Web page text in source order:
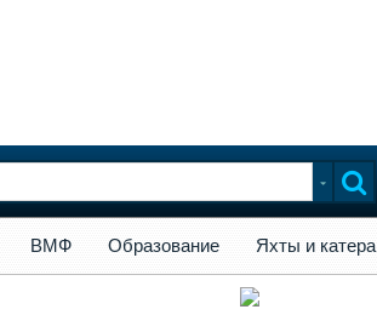
ВМФ Образование Яхты и катера